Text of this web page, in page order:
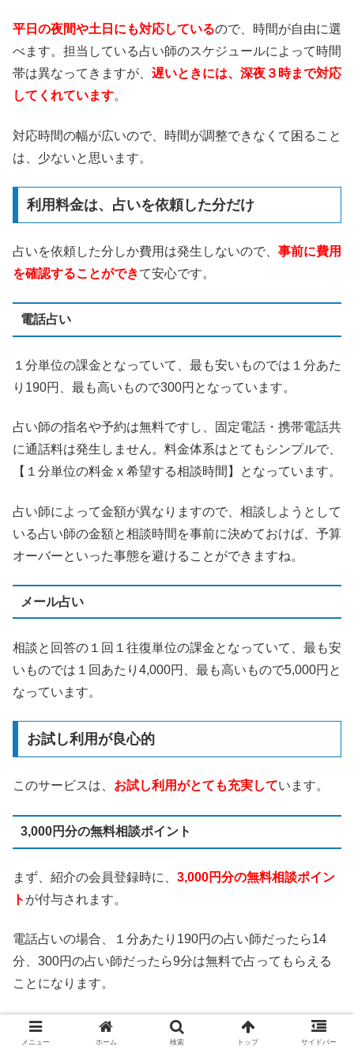
平日の夜間や土日にも対応しているので、時間が自由に選
べます。担当している占い師のスケジュールによって時間
帯は異なってきますが、 遅いときには、深夜３時まで対応
してくれています。
対応時間の幅が広いので、時間が調整できなくて困ること
は、少ないと思います。
利用料金は、占いを依頼した分だけ
占いを依頼した分しか費用は発生しないので、 事前に費用
を確認することができて安心です。
電話占い
１分単位の課金となっていて、最も安いものでは１分あた
り190円、最も高いもので300円となっています。
占い師の指名や予約は無料ですし、固定電話・携帯電話共
に通話料は発生しません。料金体系はとてもシンプルで、
【１分単位の料金 x 希望する相談時間】となっています。
占い師によって金額が異なりますので、相談しようとして
いる占い師の金額と相談時間を事前に決めておけば、予算
オーバーといった事態を避けることができますね。
メール占い
相談と回答の１回１往復単位の課金となっていて、最も安
いものでは１回あたり4,000円、最も高いもので5,000円と
なっています。
お試し利用が良心的
このサービスは、 お試し利用がとても充実しています。
3,000円分の無料相談ポイント
まず、紹介の会員登録時に、 3,000円分の無料相談ポイン
ト が付与されます。
電話占いの場合、１分あたり190円の占い師だったら14
分、300円の占い師だったら9分は無料で占ってもらえる
ことになります。
メール占いは最も安いものが4,000円となっているので、
差額1,400円で１回占ってもらえることになります。
メニュー ホーム 検索 トップ サイドバー